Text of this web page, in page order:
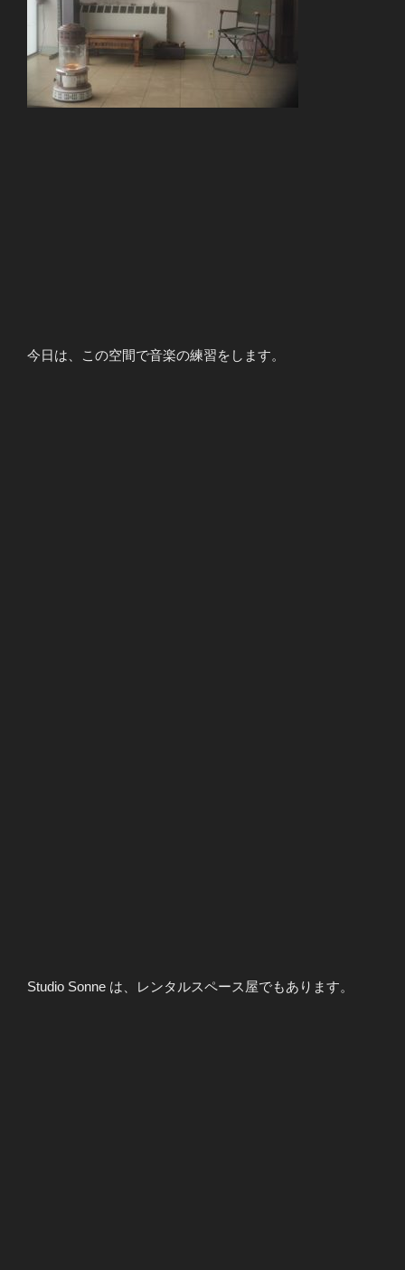
今日は、この空間で音楽の練習をします。
Studio Sonne は、レンタルスペース屋でもあります。